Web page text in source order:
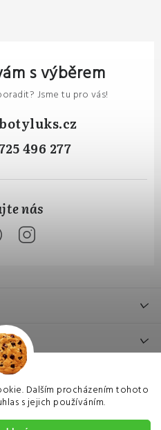
Dalším procházením tohoto
s jejich používáním.
s výběrem
Jsme tu pro vás!
496 277
EU USA